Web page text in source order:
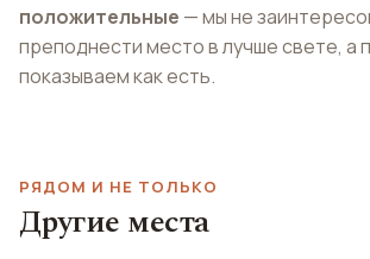
положительные — мы не
преподнести место в лучше свете, а
показываем как есть.
РЯДОМ И НЕ ТОЛЬКО
Другие места
Памятник Сибелиусу
Парк развлечений